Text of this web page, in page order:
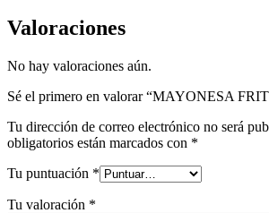
Valoraciones
No hay valoraciones aún.
Sé el primero en valorar “MAYONESA
Tu dirección de correo electrónico no será
obligatorios están marcados con *
Tu puntuación *
Tu valoración *